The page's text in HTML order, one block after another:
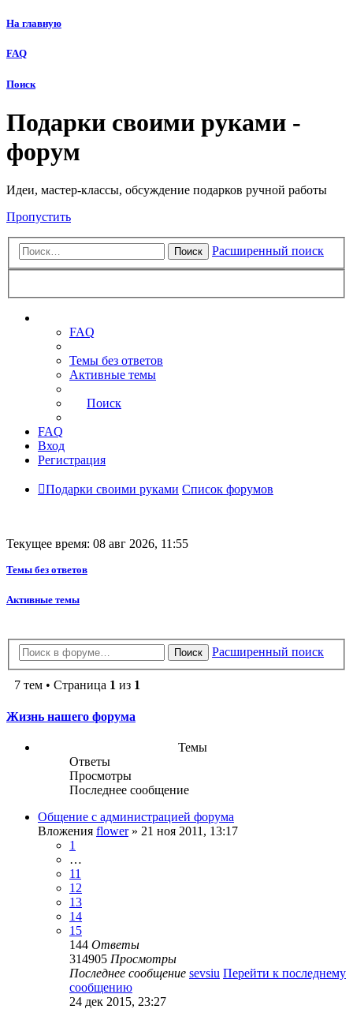
На главную
FAQ
Поиск
Подарки своими руками -
форум
Идеи, мастер-классы, обсуждение подарков ручной работы
Пропустить
Поиск Расширенный поиск
FAQ
Темы без ответов
Активные темы
Поиск
FAQ
Вход
Регистрация
Подарки своими руками Список форумов
Текущее время: 08 авг 2026, 11:55
Темы без ответов
Активные темы
Поиск Расширенный поиск
7 тем • Страница 1 из 1
Жизнь нашего форума
Темы
Ответы
Просмотры
Последнее сообщение
Общение с администрацией форума
Вложения flower» 21 ноя 2011, 13:17
1
…
11
12
13
14
15
144 Ответы
314905 Просмотры
Последнее сообщение sevsiu Перейти к последнему
сообщению
24 дек 2015, 23:27